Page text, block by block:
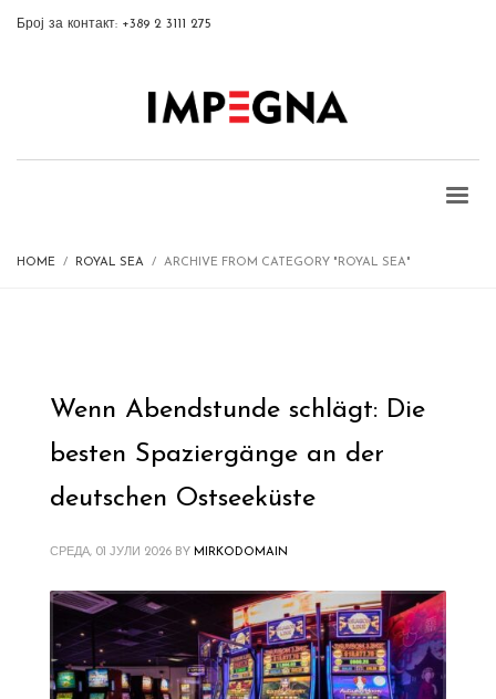
Број за контакт: +389 2 3111 275
HOME ROYAL SEA ARCHIVE FROM CATEGORY "ROYAL SEA"
Wenn Abendstunde schlägt: Die
besten Spaziergänge an der
deutschen Ostseeküste
СРЕДА, 01 ЈУЛИ 2026 BY MIRKODOMAIN